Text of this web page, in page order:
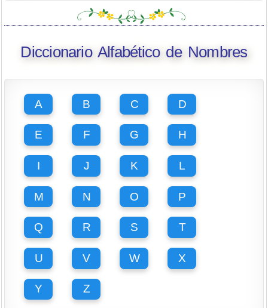
Diccionario Alfabético de Nombres
A B C D
E F G H
I J K L
M N O P
Q R S T
U V W X
Y Z